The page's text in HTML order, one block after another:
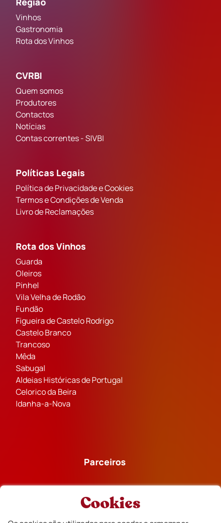
Vinhos
Gastronomia
Rota dos Vinhos
CVRBI
Quem somos
Produtores
Contactos
Notícias
Contas correntes - SIVBI
Políticas Legais
Política de Privacidade e Cookies
Termos e Condições de Venda
Livro de Reclamações
Rota dos Vinhos
Guarda
Oleiros
Pinhel
Vila Velha de Rodão
Fundão
Figueira de Castelo Rodrigo
Castelo Branco
Trancoso
Mêda
Sabugal
Aldeias Históricas de Portugal
Celorico da Beira
Idanha-a-Nova
Parceiros
Cookies